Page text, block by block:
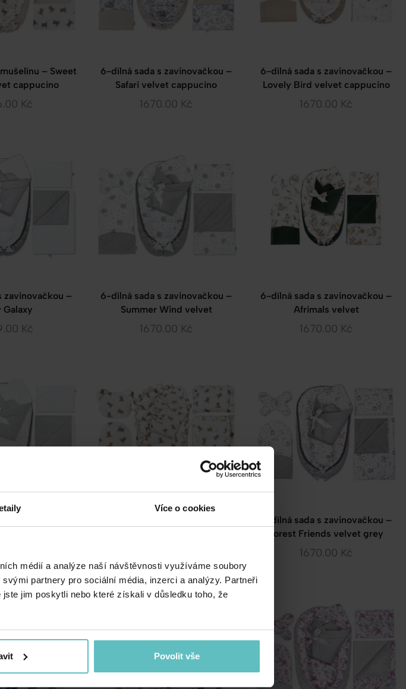
Více o cookies
médií a analýze naší návštěvnosti využíváme soubory
partnery pro sociální média, inzerci a analýzy. Partneři
jim poskytli nebo které získali v důsledku toho, že
Povolit vše
– Sweet
cappucino
Kč
6-dílná sada s zavinovačkou –
Safari velvet cappucino
1670.00 Kč
6-dílná sada s zavinovačkou –
Lovely Bird velvet cappucino
1670.00 Kč
zavinovačkou –
Galaxy
Kč
6-dílná sada s zavinovačkou –
Summer Wind velvet
1670.00 Kč
6-dílná sada s zavinovačkou –
Afrimals velvet
1670.00 Kč
6-dílná sada s zavinovačkou –
Forest Friends velvet grey
1670.00 Kč